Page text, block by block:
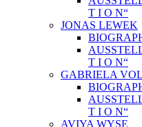
T I O N“
JONAS LEWEK
T I O N“
GABRIELA
T I O N“
AVIYA WYSE